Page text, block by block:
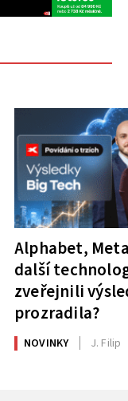
Alphabet,
další
zveřejnili
prozradila?
NOVINKY J. Filip